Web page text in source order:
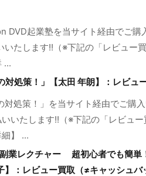
DVD起業塾を当サイト経由でご購
いたします!!（※下記の「レビュー
...
処策！」【太田 年朗】：レビュ
対処策！」を当サイト経由でご購
いたします!!（※下記の「レビュ
】 ...
業レクチャー 超初心者でも簡単
】：レビュー買取（≠キャッシュバ